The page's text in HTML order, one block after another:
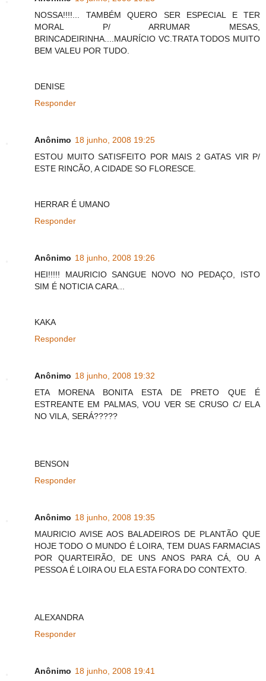
NOSSA!!!!... TAMBÉM QUERO SER ESPECIAL E TER
MORAL P/ ARRUMAR MESAS,
BRINCADEIRINHA....MAURÍCIO VC.TRATA TODOS MUITO
BEM VALEU POR TUDO.
DENISE
Responder
Anônimo 18 junho, 2008 19:25
ESTOU MUITO SATISFEITO POR MAIS 2 GATAS VIR P/
ESTE RINCÃO, A CIDADE SO FLORESCE.
HERRAR É UMANO
Responder
Anônimo 18 junho, 2008 19:26
HEI!!!!! MAURICIO SANGUE NOVO NO PEDAÇO, ISTO
SIM É NOTICIA CARA...
KAKA
Responder
Anônimo 18 junho, 2008 19:32
ETA MORENA BONITA ESTA DE PRETO QUE É
ESTREANTE EM PALMAS, VOU VER SE CRUSO C/ ELA
NO VILA, SERÁ?????
BENSON
Responder
Anônimo 18 junho, 2008 19:35
MAURICIO AVISE AOS BALADEIROS DE PLANTÃO QUE
HOJE TODO O MUNDO É LOIRA, TEM DUAS FARMACIAS
POR QUARTEIRÃO, DE UNS ANOS PARA CÁ, OU A
PESSOA É LOIRA OU ELA ESTA FORA DO CONTEXTO.
ALEXANDRA
Responder
Anônimo 18 junho, 2008 19:41